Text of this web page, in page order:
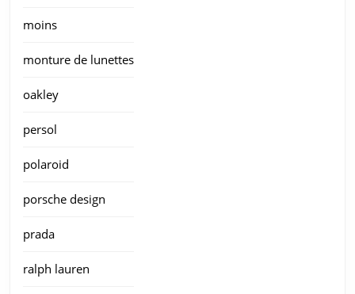
moins
monture de lunettes
oakley
persol
polaroid
porsche design
prada
ralph lauren